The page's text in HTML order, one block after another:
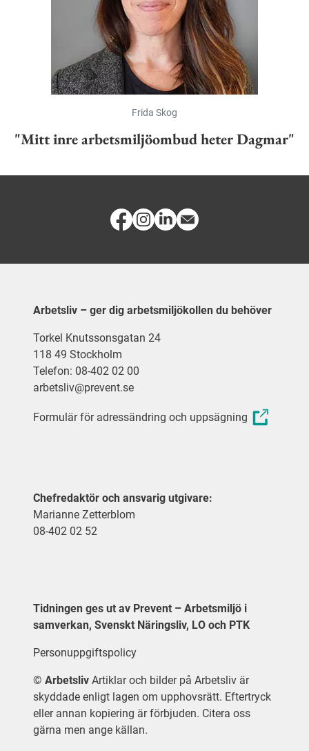
Frida Skog
"Mitt inre arbetsmiljöombud heter Dagmar"
Arbetsliv – ger dig arbetsmiljökollen du behöver
Torkel Knutssonsgatan 24
118 49 Stockholm
Telefon: 08-402 02 00
arbetsliv@prevent.se
Formulär för adressändring och uppsägning
Chefredaktör och ansvarig utgivare:
Marianne Zetterblom
08-402 02 52
Tidningen ges ut av Prevent – Arbetsmiljö i
samverkan, Svenskt Näringsliv, LO och PTK
Personuppgiftspolicy
© Arbetsliv Artiklar och bilder på Arbetsliv är
skyddade enligt lagen om upphovsrätt. Eftertryck
eller annan kopiering är förbjuden. Citera oss
gärna men ange källan.